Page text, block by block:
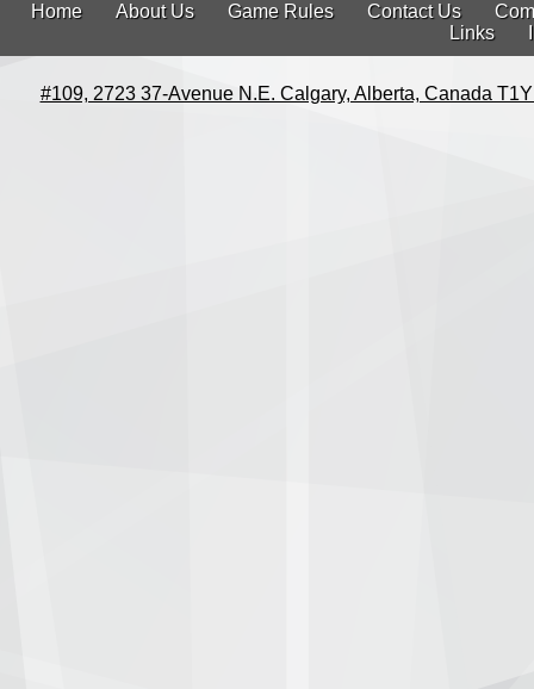
Home About Us Game Rules Contact Us
Links
#109, 2723 37-Avenue N.E. Calgary, Alberta, Canada